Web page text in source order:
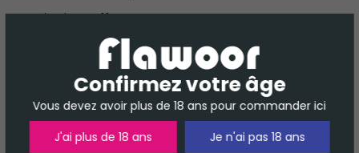
Confirmez votre âge
Vous devez avoir plus de 18 ans pour commander ici
J'ai plus de 18 ans
Je n'ai pas 18 ans
Livraison Offerte